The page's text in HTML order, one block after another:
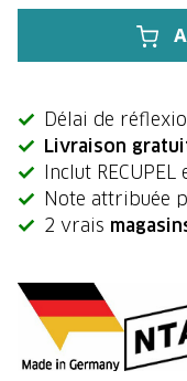
Délai de
Livraison
Inclut RECUPEL
Note attribuée
2 vrais